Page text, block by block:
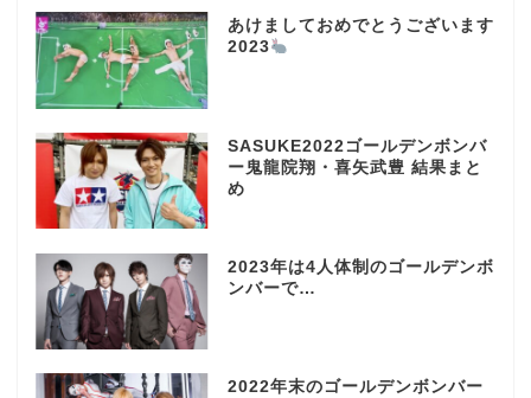
あけましておめでとうございます
2023
SASUKE2022ゴールデンボンバ
ー鬼龍院翔・喜矢武豊 結果まと
め
2023年は4人体制のゴールデンボ
ンバーで…
2022年末のゴールデンボンバー